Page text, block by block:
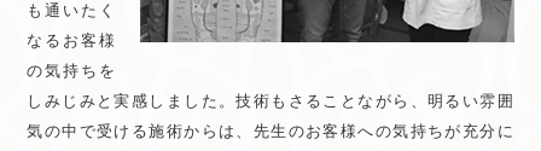
も通いたく
なるお客様
の気持ちを
しみじみと実感しました。技術もさることながら、明るい雰囲
気の中で受ける施術からは、先生のお客様への気持ちが充分に